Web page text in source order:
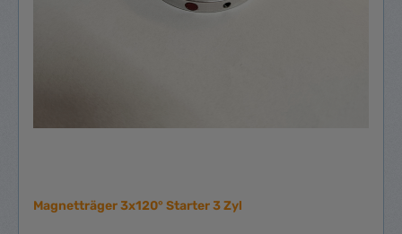
Magnetträger 3x120° Starter 3 Zyl